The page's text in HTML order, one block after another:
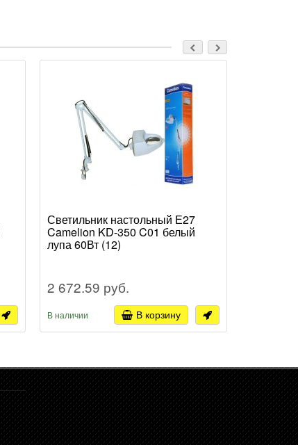
Светильник настольный Е27
Camelion KD-350 C01 белый
лупа 60Вт (12)
2 672.59 руб.
В наличии В корзину